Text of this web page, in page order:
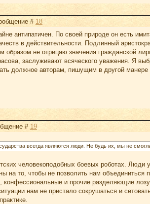
# 18
антипатичен. По своей природе он есть
в действительности. Подлинный
образом не отрицаю значения гражданской
заслуживают всяческого уважения. Я
должное авторам, пишущим в другой
# 19
всегда являются люди. Не будь их, мы не
человекоподобных боевых роботах.
на то, чтобы не позволить нам
конфессиональные и прочие разделяющие
нам не пристало сокрушаться и